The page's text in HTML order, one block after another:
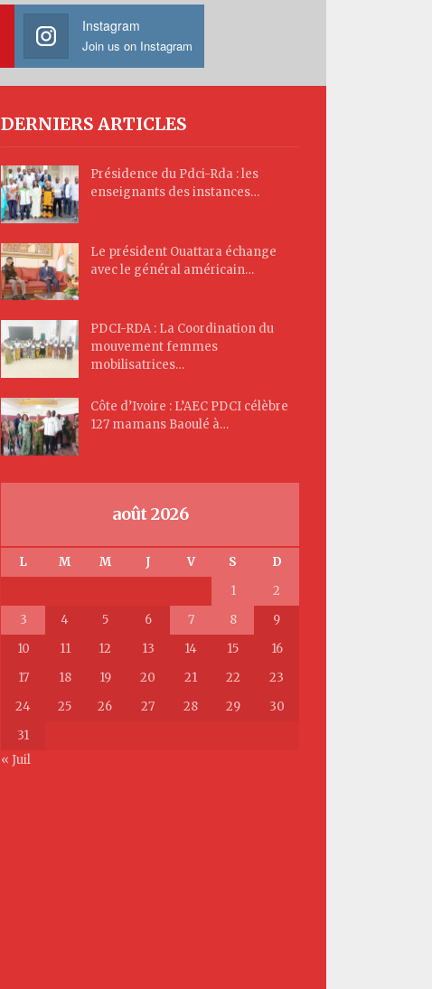
Instagram
Join us on Instagram
DERNIERS ARTICLES
Présidence du Pdci-Rda : les
enseignants des instances…
Le président Ouattara échange
avec le général américain…
PDCI-RDA : La Coordination du
mouvement femmes
mobilisatrices…
Côte d’Ivoire : L’AEC PDCI célèbre
127 mamans Baoulé à…
août 2026
L M M J V S
D
1
2
3
4 5 6 7 8
9
10
11 12 13 14 15
16
17
18 19 20 21 22
23
24
25 26 27 28 29
30
31
« Juil